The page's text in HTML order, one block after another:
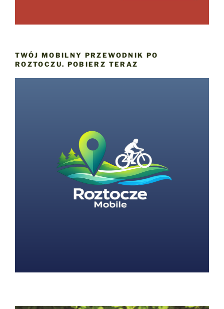
TWÓJ MOBILNY PRZEWODNIK PO
ROZTOCZU. POBIERZ TERAZ